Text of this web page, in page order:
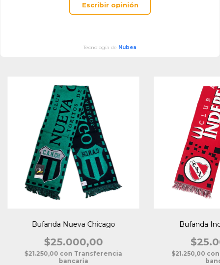
Escribir opinión
Tecnología de Nubea
Bufanda Nueva Chicago
$25.000,00
$21.250,00 con Transferencia
bancaria
Bufanda
$21.250,00 con